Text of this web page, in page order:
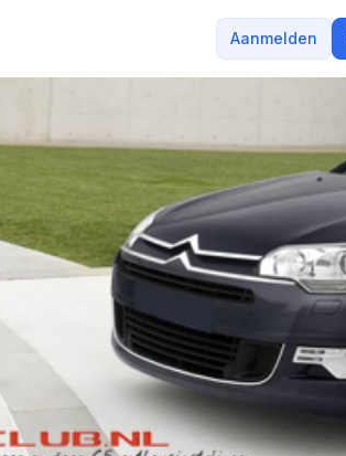
Aanmelden